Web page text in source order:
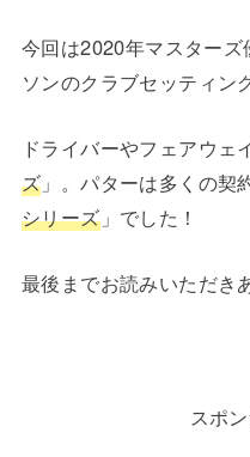
今回は2020年マスター
ソンのクラブセッティン
ドライバーやフェアウェ
ズ 」。パターは多くの契
シリーズ」でした！
最後までお読みいただき
スポ